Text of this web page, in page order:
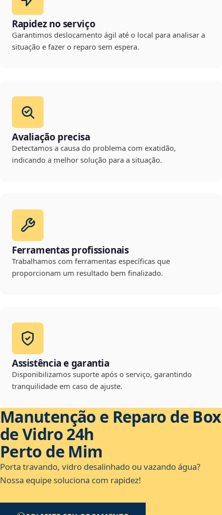
Rapidez no serviço
Garantimos deslocamento ágil até o local para analisar a
situação e fazer o reparo sem espera.
Avaliação precisa
Detectamos a causa do problema com exatidão,
indicando a melhor solução para a situação.
Ferramentas profissionais
Trabalhamos com ferramentas específicas que
proporcionam um resultado bem finalizado.
Assistência e garantia
Disponibilizamos suporte após o serviço, garantindo
tranquilidade em caso de ajuste.
Manutenção e Reparo de Box
de Vidro 24h
Perto de Mim
Porta travando, vidro desalinhado ou vazando água?
Nossa equipe soluciona com rapidez!